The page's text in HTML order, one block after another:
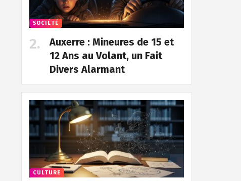
SOCIÉTÉ
Auxerre : Mineures de 15 et
12 Ans au Volant, un Fait
Divers Alarmant
CULTURE